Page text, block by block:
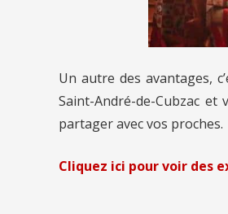
Un autre des avantages,
Saint-André-de-Cubzac et
partager avec vos proches.
Cliquez ici pour voir des